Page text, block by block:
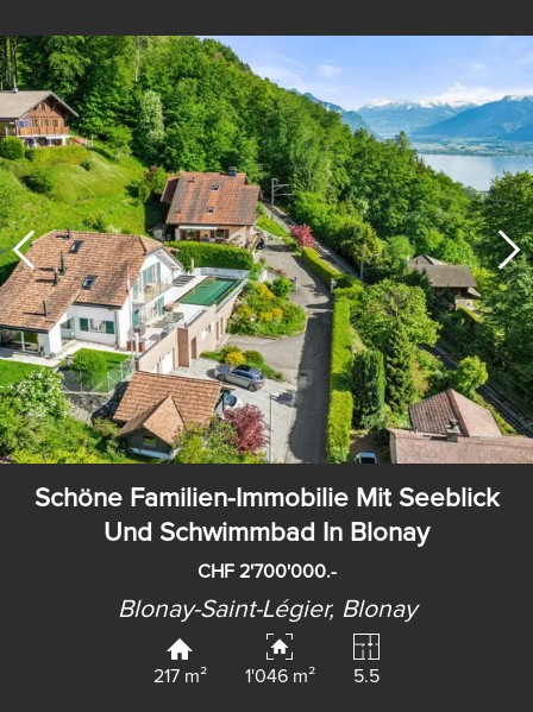
Schöne Familien-Immobilie Mit Seeblick
Und Schwimmbad In Blonay
CHF 2'700'000.-
Blonay-Saint-Légier, Blonay
217 m² 1'046 m² 5.5